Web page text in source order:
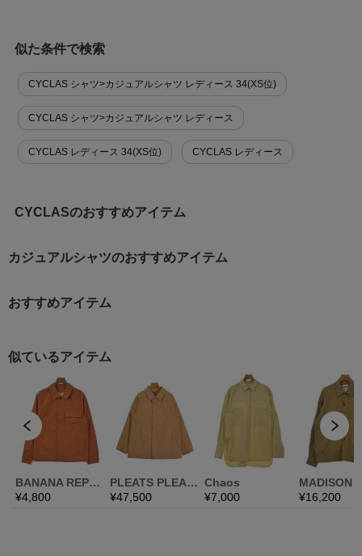
似た条件で検索
CYCLAS シャツ>カジュアルシャツ レディース 34(XS位)
CYCLAS シャツ>カジュアルシャツ レディース
CYCLAS レディース 34(XS位) CYCLAS レディース
CYCLASのおすすめアイテム
カジュアルシャツのおすすめアイテム
おすすめアイテム